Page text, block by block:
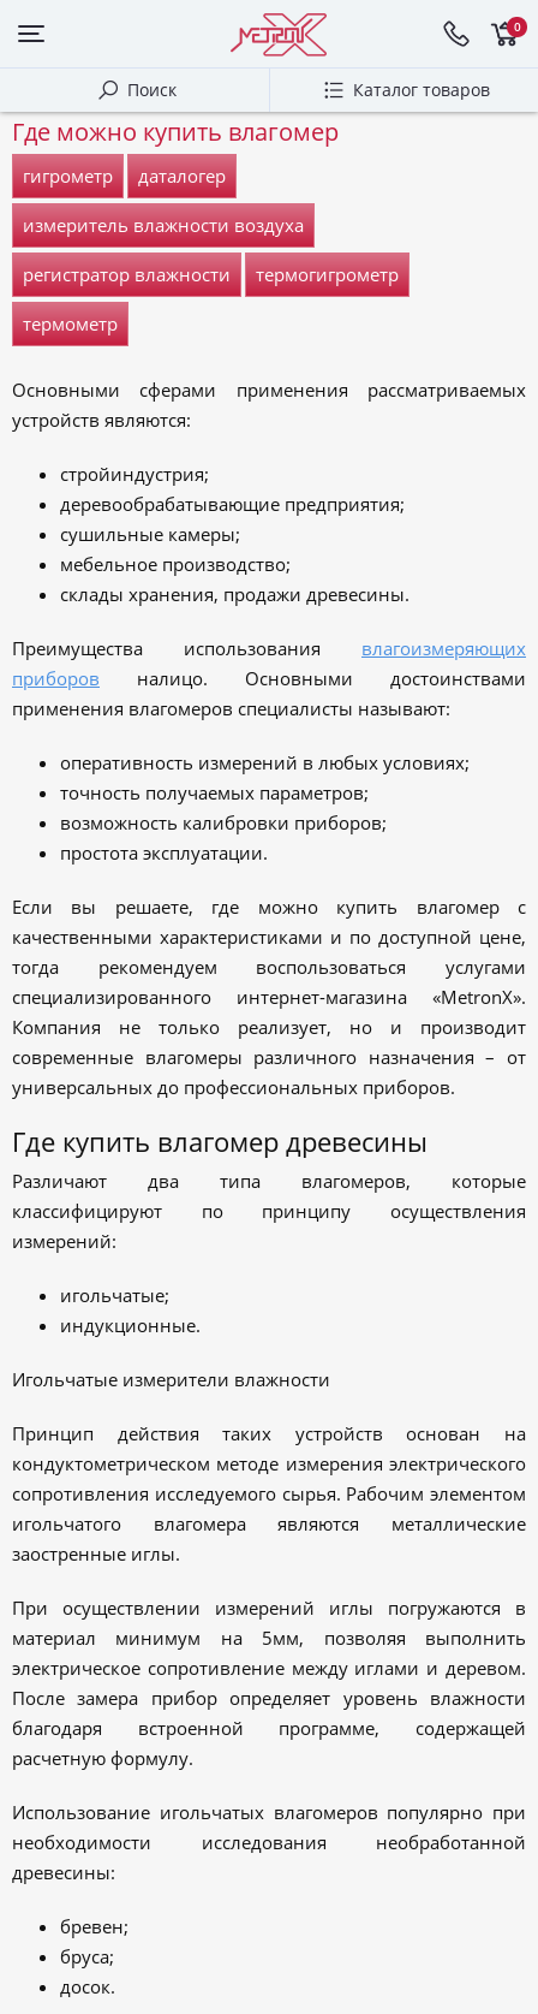
0
Поиск Каталог товаров
Где можно купить влагомер
гигрометр даталогер
измеритель влажности воздуха
регистратор влажности термогигрометр
термометр
Основными сферами применения рассматриваемых
устройств являются:
стройиндустрия;
деревообрабатывающие предприятия;
сушильные камеры;
мебельное производство;
склады хранения, продажи древесины.
Преимущества использования влагоизмеряющих
приборов налицо. Основными достоинствами
применения влагомеров специалисты называют:
оперативность измерений в любых условиях;
точность получаемых параметров;
возможность калибровки приборов;
простота эксплуатации.
Если вы решаете, где можно купить влагомер с
качественными характеристиками и по доступной цене,
тогда рекомендуем воспользоваться услугами
специализированного интернет-магазина «MetronX».
Компания не только реализует, но и производит
современные влагомеры различного назначения – от
универсальных до профессиональных приборов.
Где купить влагомер древесины
Различают два типа влагомеров, которые
классифицируют по принципу осуществления
измерений:
игольчатые;
индукционные.
Игольчатые измерители влажности
Принцип действия таких устройств основан на
кондуктометрическом методе измерения электрического
сопротивления исследуемого сырья. Рабочим элементом
игольчатого влагомера являются металлические
заостренные иглы.
При осуществлении измерений иглы погружаются в
материал минимум на 5мм, позволяя выполнить
электрическое сопротивление между иглами и деревом.
После замера прибор определяет уровень влажности
благодаря встроенной программе, содержащей
расчетную формулу.
Использование игольчатых влагомеров популярно при
необходимости исследования необработанной
древесины:
бревен;
бруса;
досок.